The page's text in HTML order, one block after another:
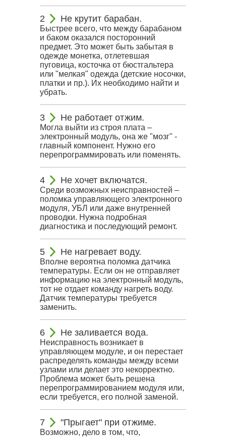
Не крутит барабан.
Быстрее всего, что между барабаном
и баком оказался посторонний
предмет. Это может быть забытая в
одежде монетка, отлетевшая
пуговица, косточка от бюстгальтера
или "мелкая" одежда (детские носочки,
платки и пр.). Их необходимо найти и
убрать.
Не работает отжим.
Могла выйти из строя плата –
электронный модуль, она же "мозг" -
главный компонент. Нужно его
перепрограммировать или поменять.
Не хочет включатся.
Среди возможных неисправностей –
поломка управляющего электронного
модуля, УБЛ или даже внутренней
проводки. Нужна подробная
диагностика и последующий ремонт.
Не нагревает воду.
Вполне вероятна поломка датчика
температуры. Если он не отправляет
информацию на электронный модуль,
тот не отдает команду нагреть воду.
Датчик температуры требуется
заменить.
Не заливается вода.
Неисправность возникает в
управляющем модуле, и он перестает
распределять команды между всеми
узлами или делает это некорректно.
Проблема может быть решена
перепрограммированием модуля или,
если требуется, его полной заменой.
"Прыгает" при отжиме.
Возможно, дело в том, что,